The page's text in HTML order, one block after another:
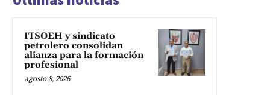
ITSOEH y sindicato
petrolero consolidan
alianza para la formación
profesional
agosto 8, 2026